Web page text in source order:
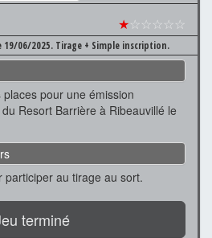
★☆☆☆☆☆
19/06/2025. Tirage + Simple inscription.
places pour une émission
Resort Barrière à Ribeauvillé le
participer au tirage au sort.
terminé